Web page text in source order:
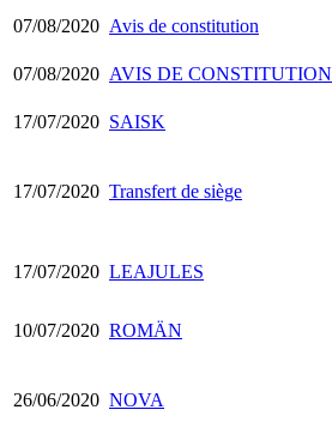
07/08/2020 Avis de constitution
07/08/2020 AVIS DE CONSTITUTION
17/07/2020 SAISK
17/07/2020 Transfert de siège
17/07/2020 LEAJULES
10/07/2020 ROMÄN
26/06/2020 NOVA